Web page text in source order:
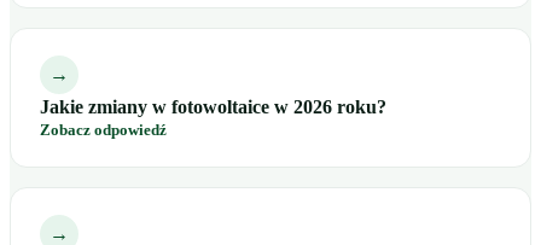
→
Jakie zmiany w fotowoltaice w 2026 roku?
Zobacz odpowiedź
→